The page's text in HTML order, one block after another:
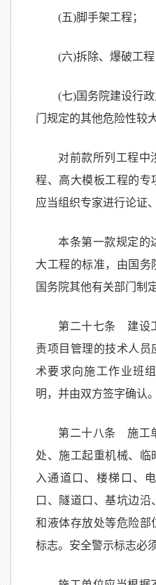
(五)脚手架工程；
(六)拆除、爆破工程
(七)国务院建设行
门规定的其他危险性较
对前款所列工程中
程、高大模板工程的专
应当组织专家进行论证
本条第一款规定的
大工程的标准，由国务
国务院其他有关部门制定
第二十七条 建设
责项目管理的技术人员
术要求向施工作业班
明，并由双方签字确认。
第二十八条 施工
处、施工起重机械、临
入通道口、楼梯口、
口、隧道口、基坑边
和液体存放处等危险部
标志。安全警示标志必